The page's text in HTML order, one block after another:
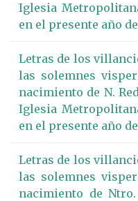
Iglesia
en el presente año de
Letras de los
las solemnes
nacimiento de N.
Iglesia
en el presente año de
Letras de los
las solemnes
nacimiento de